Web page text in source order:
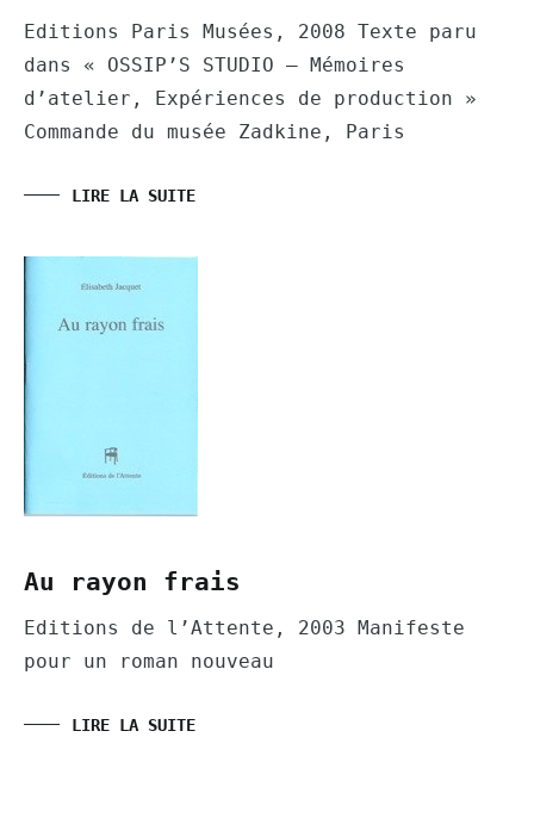
Editions Paris Musées, 2008 Texte paru
dans « OSSIP’S STUDIO – Mémoires
d’atelier, Expériences de production »
Commande du musée Zadkine, Paris
LIRE LA SUITE
Au rayon frais
Editions de l’Attente, 2003 Manifeste
pour un roman nouveau
LIRE LA SUITE